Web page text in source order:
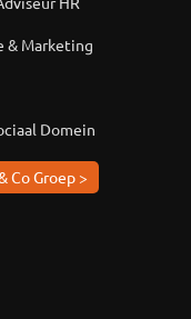
& Marketing
Domein
Co Groep >